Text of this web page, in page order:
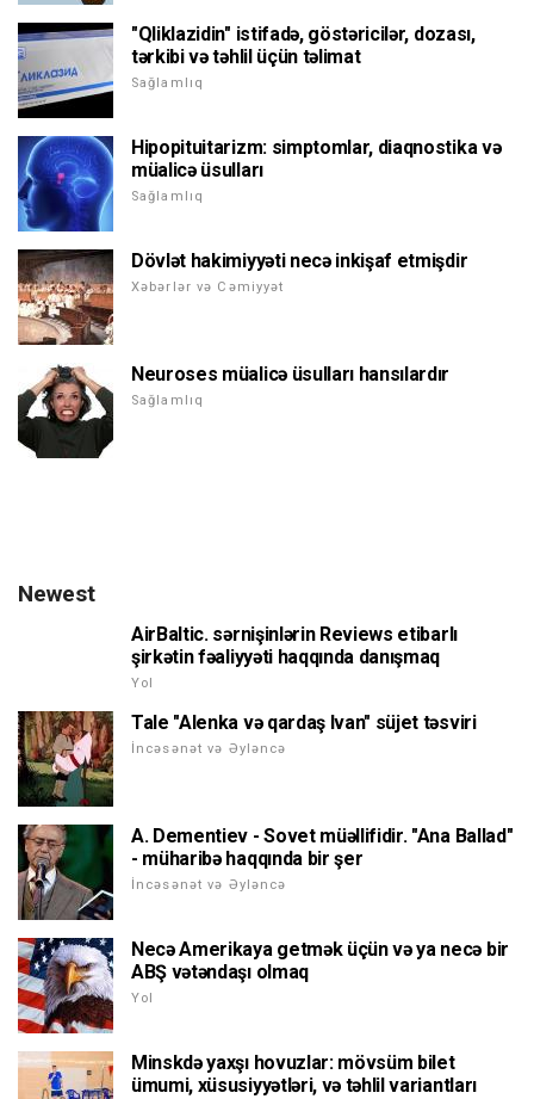
"Qliklazidin" istifadə, göstəricilər, dozası,
tərkibi və təhlil üçün təlimat
Sağlamlıq
Hipopituitarizm: simptomlar, diaqnostika və
müalicə üsulları
Sağlamlıq
Dövlət hakimiyyəti necə inkişaf etmişdir
Xəbərlər və Cəmiyyət
Neuroses müalicə üsulları hansılardır
Sağlamlıq
Newest
AirBaltic. sərnişinlərin Reviews etibarlı
şirkətin fəaliyyəti haqqında danışmaq
Yol
Tale "Alenka və qardaş Ivan" süjet təsviri
İncəsənət və Əyləncə
A. Dementiev - Sovet müəllifidir. "Ana Ballad"
- müharibə haqqında bir şer
İncəsənət və Əyləncə
Necə Amerikaya getmək üçün və ya necə bir
ABŞ vətəndaşı olmaq
Yol
Minskdə yaxşı hovuzlar: mövsüm bilet
ümumi, xüsusiyyətləri, və təhlil variantları